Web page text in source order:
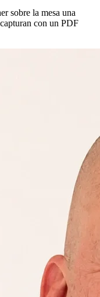
sobre la mesa una
con un PDF